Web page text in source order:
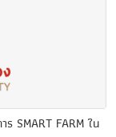
SMART FARM ใน